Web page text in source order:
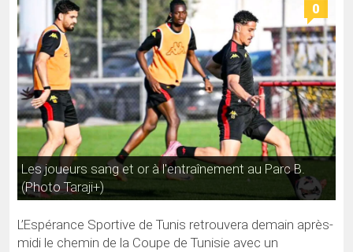
Les joueurs sang et or à l'entraînement au Parc B.
(Photo Taraji+)
0
L’Espérance Sportive de Tunis retrouvera demain après-
midi le chemin de la Coupe de Tunisie avec un